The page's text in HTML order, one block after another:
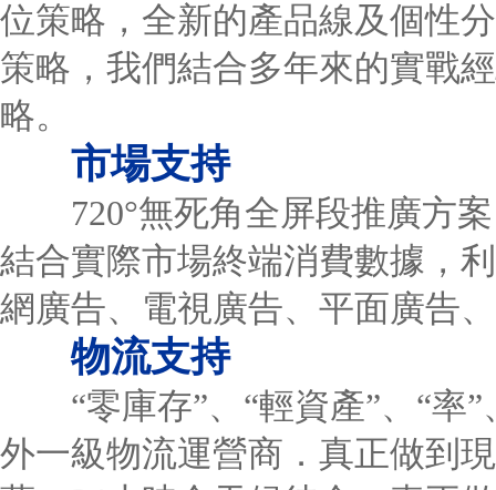
位策略，全新的產品線及個性
策略，我們結合多年來的實戰
略。
市場支持
720°無死角全屏段推廣方案
結合實際市場終端消費數據，
網廣告、電視廣告、平面廣告
物流支持
“零庫存”、“輕資產”、“率”
外一級物流運營商．真正做到